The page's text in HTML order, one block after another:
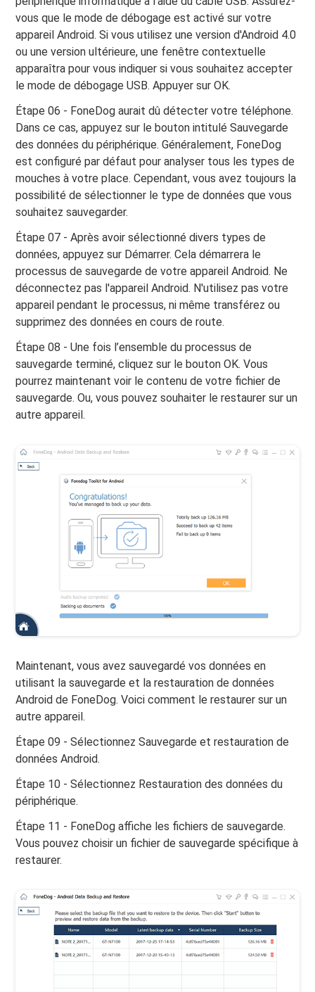
vous que le mode de débogage est activé sur votre
appareil Android. Si vous utilisez une version d'Android 4.0
ou une version ultérieure, une fenêtre contextuelle
apparaîtra pour vous indiquer si vous souhaitez accepter
le mode de débogage USB. Appuyer sur OK.
Étape 06 - FoneDog aurait dû détecter votre téléphone.
Dans ce cas, appuyez sur le bouton intitulé Sauvegarde
des données du périphérique. Généralement, FoneDog
est configuré par défaut pour analyser tous les types de
mouches à votre place. Cependant, vous avez toujours la
possibilité de sélectionner le type de données que vous
souhaitez sauvegarder.
Étape 07 - Après avoir sélectionné divers types de
données, appuyez sur Démarrer. Cela démarrera le
processus de sauvegarde de votre appareil Android. Ne
déconnectez pas l'appareil Android. N'utilisez pas votre
appareil pendant le processus, ni même transférez ou
supprimez des données en cours de route.
Étape 08 - Une fois l’ensemble du processus de
sauvegarde terminé, cliquez sur le bouton OK. Vous
pourrez maintenant voir le contenu de votre fichier de
sauvegarde. Ou, vous pouvez souhaiter le restaurer sur un
autre appareil.
Maintenant, vous avez sauvegardé vos données en
utilisant la sauvegarde et la restauration de données
Android de FoneDog. Voici comment le restaurer sur un
autre appareil.
Étape 09 - Sélectionnez Sauvegarde et restauration de
données Android.
Étape 10 - Sélectionnez Restauration des données du
périphérique.
Étape 11 - FoneDog affiche les fichiers de sauvegarde.
Vous pouvez choisir un fichier de sauvegarde spécifique à
restaurer.